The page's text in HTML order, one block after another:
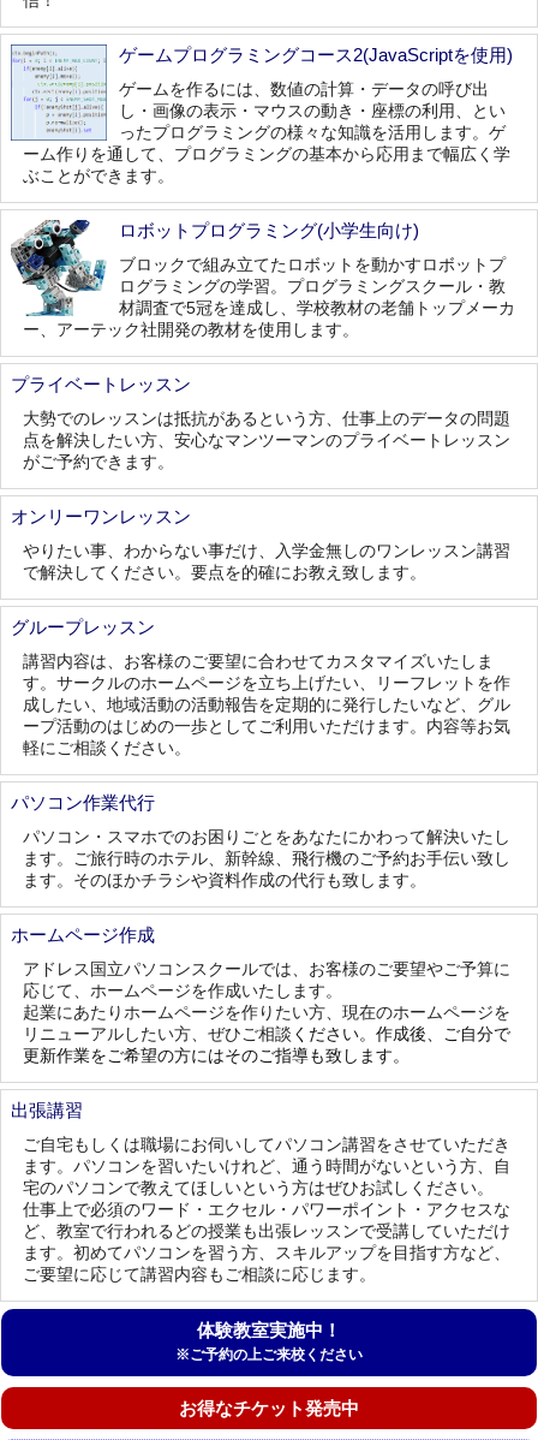
ゲームプログラミングコース2(JavaScriptを使用)
ゲームを作るには、数値の計算・データの呼び出
し・画像の表示・マウスの動き・座標の利用、とい
ったプログラミングの様々な知識を活用します。ゲ
ーム作りを通して、プログラミングの基本から応用まで幅広く学
ぶことができます。
ロボットプログラミング(小学生向け)
ブロックで組み立てたロボットを動かすロボットプ
ログラミングの学習。プログラミングスクール・教
材調査で5冠を達成し、学校教材の老舗トップメーカ
ー、アーテック社開発の教材を使用します。
プライベートレッスン
大勢でのレッスンは抵抗があるという方、仕事上のデータの問題
点を解決したい方、安心なマンツーマンのプライベートレッスン
がご予約できます。
オンリーワンレッスン
やりたい事、わからない事だけ、入学金無しのワンレッスン講習
で解決してください。要点を的確にお教え致します。
グループレッスン
講習内容は、お客様のご要望に合わせてカスタマイズいたしま
す。サークルのホームページを立ち上げたい、リーフレットを作
成したい、地域活動の活動報告を定期的に発行したいなど、グル
ープ活動のはじめの一歩としてご利用いただけます。内容等お気
軽にご相談ください。
パソコン作業代行
パソコン・スマホでのお困りごとをあなたにかわって解決いたし
ます。ご旅行時のホテル、新幹線、飛行機のご予約お手伝い致し
ます。そのほかチラシや資料作成の代行も致します。
ホームページ作成
アドレス国立パソコンスクールでは、お客様のご要望やご予算に
応じて、ホームページを作成いたします。
起業にあたりホームページを作りたい方、現在のホームページを
リニューアルしたい方、ぜひご相談 ください。作成後、ご自分で
更新作業をご希望の方にはそのご指導も致します。
出張講習
ご自宅もしくは職場にお伺いしてパソコン講習をさせていただき
ます。パソコンを習いたいけれど、通う時間がないという方、自
宅のパソコンで教えてほしいという方はぜひお試しください。
仕事上で必須のワード・エクセル・パワーポイント・アクセスな
ど、教室で行われるどの授業も出張レッスンで受講していただけ
ます。初めてパソコンを習う方、スキルアップを目指す方など、
ご要望に応じて講習内容もご相談に応じます。
体験教室実施中！
※ご予約の上ご来校ください
お得なチケット発売中